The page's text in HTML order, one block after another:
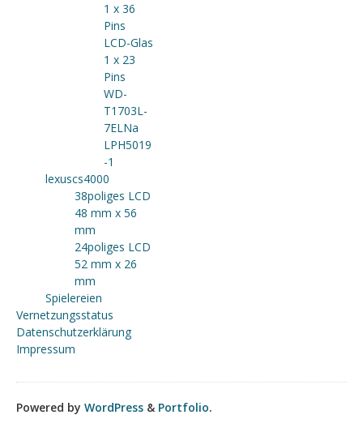
1 x 36
Pins
LCD-Glas
1 x 23
Pins
WD-
T1703L-
7ELNa
LPH5019
-1
lexuscs4000
38poliges LCD
48 mm x 56
mm
24poliges LCD
52 mm x 26
mm
Spielereien
Vernetzungsstatus
Datenschutzerklärung
Impressum
Powered by WordPress & Portfolio.